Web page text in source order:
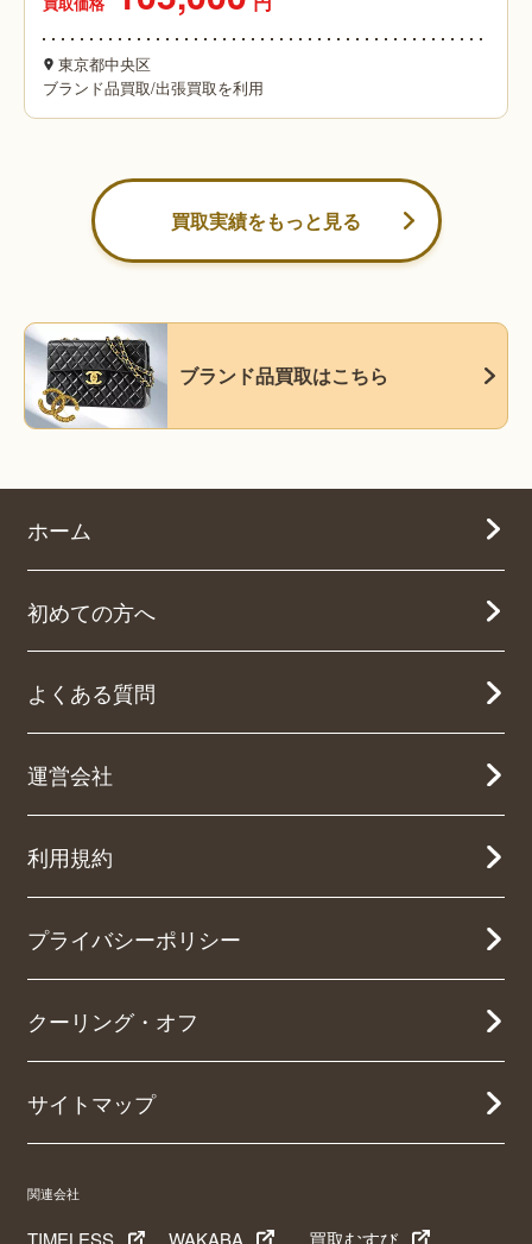
東京都中央区
ブランド品買取/出張買取を利用
買取実績をもっと見る
ブランド品買取はこちら
ホーム
初めての方へ
よくある質問
運営会社
利用規約
プライバシーポリシー
クーリング・オフ
サイトマップ
関連会社
TIMELESS WAKABA 買取むすび